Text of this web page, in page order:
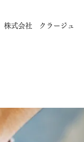
株式会社 クラージュ